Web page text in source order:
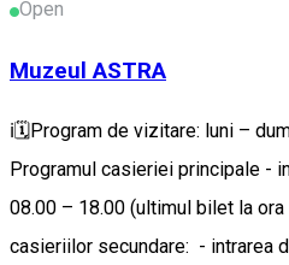
Open
Muzeul ASTRA
ℹ️🗓️Program de vizitare: luni –
Programul casieriei principale -
08.00 – 18.00 (ultimul bilet la ora
casieriilor secundare: - intrarea